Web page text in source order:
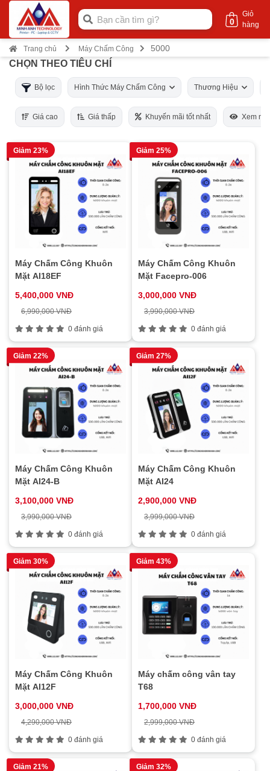
Giỏ
hàng
0
Trang chủ Máy Chấm Công 5000
CHỌN THEO TIÊU CHÍ
Bộ lọc Hình Thức Máy Chấm Công Thương Hiệu
Giá cao Giá thấp Khuyến mãi tốt nhất Xem
Giảm 23%
Máy Chấm Công Khuôn
Mặt AI18EF
5,400,000 VNĐ
6,990,000 VNĐ
0 đánh giá
Giảm 25%
Máy Chấm Công Khuôn
Mặt Facepro-006
3,000,000 VNĐ
3,990,000 VNĐ
0 đánh giá
Giảm 22%
Máy Chấm Công Khuôn
Mặt AI24-B
3,100,000 VNĐ
3,990,000 VNĐ
0 đánh giá
Giảm 27%
Máy Chấm Công Khuôn
Mặt AI24
2,900,000 VNĐ
3,999,000 VNĐ
0 đánh giá
Giảm 30%
Máy Chấm Công Khuôn
Mặt AI12F
3,000,000 VNĐ
4,290,000 VNĐ
0 đánh giá
Giảm 43%
Máy chấm công vân tay
T68
1,700,000 VNĐ
2,999,000 VNĐ
0 đánh giá
Giảm 21% Giảm 32%